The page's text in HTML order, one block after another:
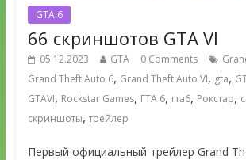
GTA 6
66 скриншотов GTA VI
05.12.2023 GTA 0 Comments
Grand Theft Auto 6, Grand Theft Auto VI, gta,
GTAVI, Rockstar Games, ГТА 6, гта6, Рокстар,
скриншоты, трейлер
Первый официальный трейлер Grand